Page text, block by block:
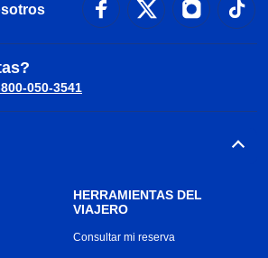
050-3541
HERRAMIENTAS DEL
VIAJERO
Consultar mi reserva